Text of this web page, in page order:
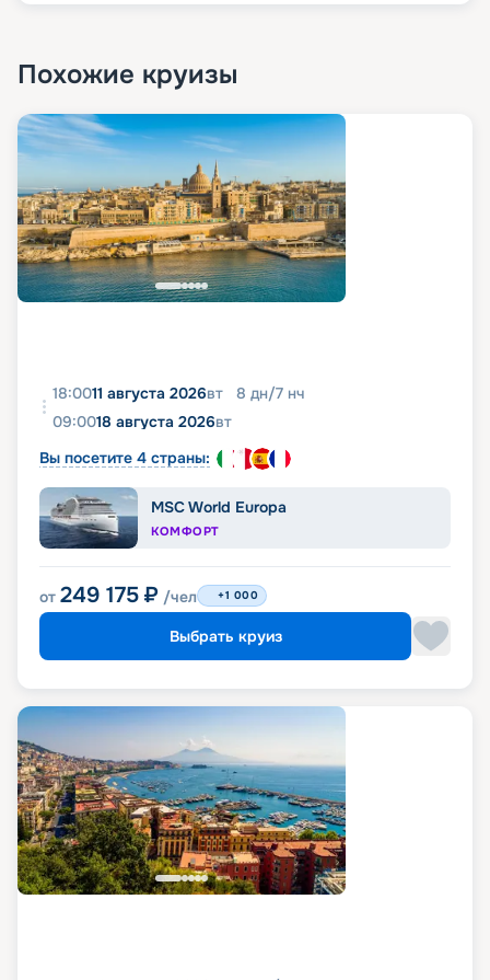
Похожие круизы
18:0011 августа 2026вт 8 дн/7 нч
09:0018 августа 2026вт
Вы посетите 4 страны:
MSC World Europa
КОМФОРТ
от 249 175 ₽ /чел +1 000
Выбрать круиз